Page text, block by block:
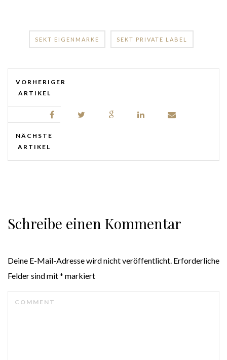
SEKT EIGENMARKE SEKT PRIVATE LABEL
VORHERIGER
ARTIKEL
NÄCHSTE
ARTIKEL
Schreibe einen Kommentar
Deine E-Mail-Adresse wird nicht veröffentlicht. Erforderliche
Felder sind mit* markiert